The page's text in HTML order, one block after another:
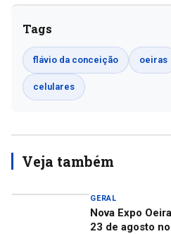
Tags
flávio da conceição oeiras
celulares
Veja também
GERAL
Nova Expo
23 de agosto